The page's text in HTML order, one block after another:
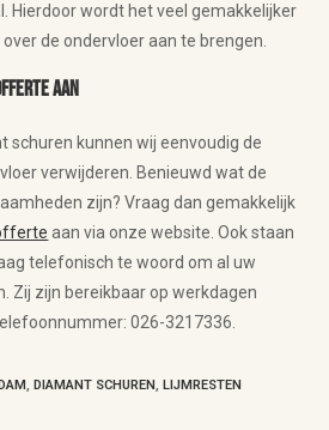
Hierdoor wordt het veel gemakkelijker
de ondervloer aan te brengen.
aan
schuren kunnen wij eenvoudig de
verwijderen. Benieuwd wat de
zijn? Vraag dan gemakkelijk
aan via onze website. Ook staan
telefonisch te woord om al uw
Zij zijn bereikbaar op werkdagen
026-3217336.
, DIAMANT SCHUREN, LIJMRESTEN